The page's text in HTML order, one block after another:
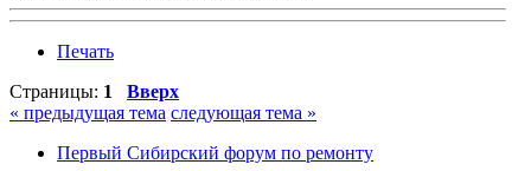
Печать
Страницы: 1
Вверх
« предыдущая тема следующая тема »
Первый Сибирский форум по ремонту